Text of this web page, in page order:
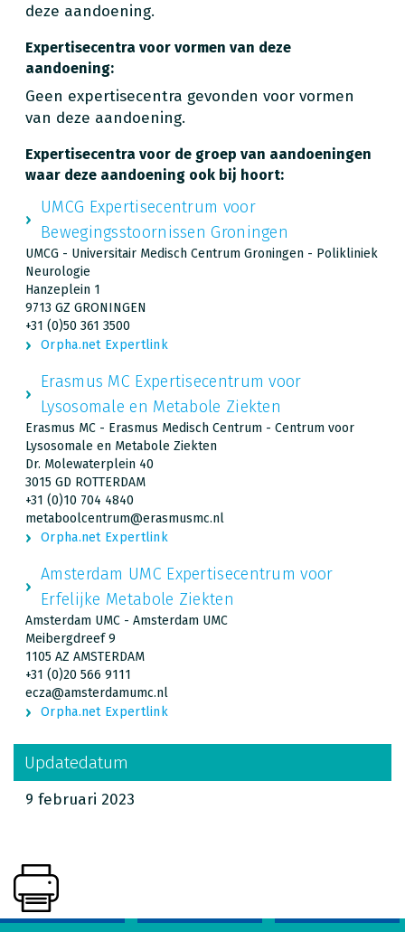
deze aandoening.
Expertisecentra voor vormen van deze
aandoening:
Geen expertisecentra gevonden voor vormen
van deze aandoening.
Expertisecentra voor de groep van aandoeningen
waar deze aandoening ook bij hoort:
UMCG Expertisecentrum voor
Bewegingsstoornissen Groningen
UMCG - Universitair Medisch Centrum Groningen - Polikliniek
Neurologie
Hanzeplein 1
9713 GZ GRONINGEN
+31 (0)50 361 3500
Orpha.net Expertlink
Erasmus MC Expertisecentrum voor
Lysosomale en Metabole Ziekten
Erasmus MC - Erasmus Medisch Centrum - Centrum voor
Lysosomale en Metabole Ziekten
Dr. Molewaterplein 40
3015 GD ROTTERDAM
+31 (0)10 704 4840
metaboolcentrum@erasmusmc.nl
Orpha.net Expertlink
Amsterdam UMC Expertisecentrum voor
Erfelijke Metabole Ziekten
Amsterdam UMC - Amsterdam UMC
Meibergdreef 9
1105 AZ AMSTERDAM
+31 (0)20 566 9111
ecza@amsterdamumc.nl
Orpha.net Expertlink
Updatedatum
9 februari 2023